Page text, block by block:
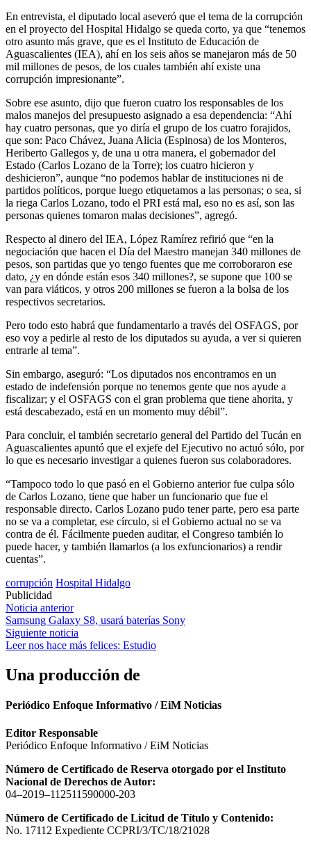
En entrevista, el diputado local aseveró que el tema de la corrupción
en el proyecto del Hospital Hidalgo se queda corto, ya que “tenemos
otro asunto más grave, que es el Instituto de Educación de
Aguascalientes (IEA), ahí en los seis años se manejaron más de 50
mil millones de pesos, de los cuales también ahí existe una
corrupción impresionante”.
Sobre ese asunto, dijo que fueron cuatro los responsables de los
malos manejos del presupuesto asignado a esa dependencia: “Ahí
hay cuatro personas, que yo diría el grupo de los cuatro forajidos,
que son: Paco Chávez, Juana Alicia (Espinosa) de los Monteros,
Heriberto Gallegos y, de una u otra manera, el gobernador del
Estado (Carlos Lozano de la Torre); los cuatro hicieron y
deshicieron”, aunque “no podemos hablar de instituciones ni de
partidos políticos, porque luego etiquetamos a las personas; o sea, si
la riega Carlos Lozano, todo el PRI está mal, eso no es así, son las
personas quienes tomaron malas decisiones”, agregó.
Respecto al dinero del IEA, López Ramírez refirió que “en la
negociación que hacen el Día del Maestro manejan 340 millones de
pesos, son partidas que yo tengo fuentes que me corroboraron ese
dato, ¿y en dónde están esos 340 millones?, se supone que 100 se
van para viáticos, y otros 200 millones se fueron a la bolsa de los
respectivos secretarios.
Pero todo esto habrá que fundamentarlo a través del OSFAGS, por
eso voy a pedirle al resto de los diputados su ayuda, a ver si quieren
entrarle al tema”.
Sin embargo, aseguró: “Los diputados nos encontramos en un
estado de indefensión porque no tenemos gente que nos ayude a
fiscalizar; y el OSFAGS con el gran problema que tiene ahorita, y
está descabezado, está en un momento muy débil”.
Para concluir, el también secretario general del Partido del Tucán en
Aguascalientes apuntó que el exjefe del Ejecutivo no actuó sólo, por
lo que es necesario investigar a quienes fueron sus colaboradores.
“Tampoco todo lo que pasó en el Gobierno anterior fue culpa sólo
de Carlos Lozano, tiene que haber un funcionario que fue el
responsable directo. Carlos Lozano pudo tener parte, pero esa parte
no se va a completar, ese círculo, si el Gobierno actual no se va
contra de él. Fácilmente pueden auditar, el Congreso también lo
puede hacer, y también llamarlos (a los exfuncionarios) a rendir
cuentas”.
corrupción Hospital Hidalgo
Publicidad
Navegación
de
entradas
Noticia anterior
Samsung Galaxy S8, usará baterías Sony
Siguiente noticia
Leer nos hace más felices: Estudio
Una producción de
Periódico Enfoque Informativo / EiM Noticias
Editor Responsable
Periódico Enfoque Informativo / EiM Noticias
Número de Certificado de Reserva otorgado por el Instituto
Nacional de Derechos de Autor:
04–2019–112511590000-203
Número de Certificado de Licitud de Título y Contenido:
No. 17112 Expediente CCPRI/3/TC/18/21028